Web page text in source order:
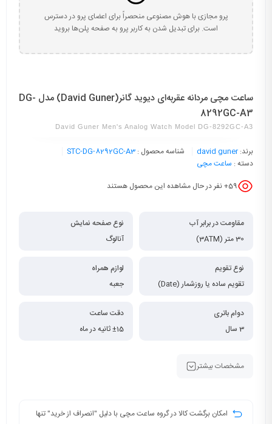
پرو مجازی با هوش مصنوعی منحصراً برای اعضای پرو در دسترس
است. برای تبدیل شدن به کاربر پرو به صفحه پلن‌ها بروید
ساعت مچی مردانه عقربه‌ای دیوید گانر(David Guner) مدل DG-
8292GC-A3
David Guner Men's Analog Watch Model DG-8292GC-A3
برند: david guner شناسه محصول : STC-DG-8292GC-A3
دسته : ساعت مچی
59+ نفر در حال مشاهده این محصول هستند
مقاومت در برابر آب
30 متر (3ATM)
نوع صفحه نمایش
آنالوگ
نوع تقویم
تقویم ساده یا روزشمار (Date)
لوازم همراه
جعبه
دوام باتری
3 سال
دقت ساعت
±15 ثانیه در ماه
مشخصات بیشتر
امکان برگشت کالا در گروه ساعت مچی با دلیل "انصراف از خرید" تنها